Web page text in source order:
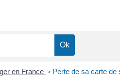
en France > Perte de sa carte de